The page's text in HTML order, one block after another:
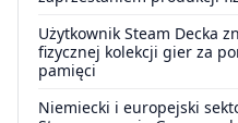
Użytkownik Steam Decka
fizycznej kolekcji gier za
pamięci
Niemiecki i europejski